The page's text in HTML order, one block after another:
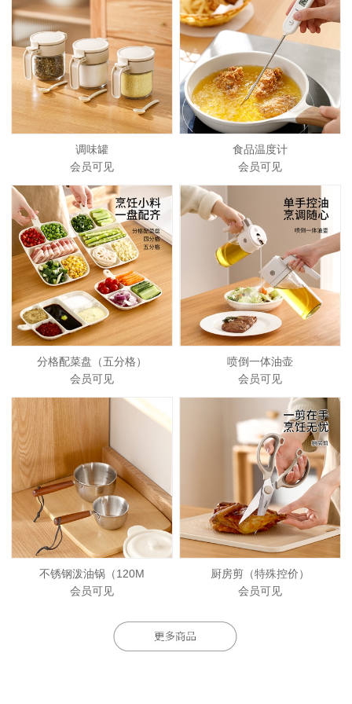
调味罐
会员可见
食品温度计
会员可见
分格配菜盘（五分格）
会员可见
喷倒一体油壶
会员可见
不锈钢泼油锅（120M
会员可见
厨房剪（特殊控价）
会员可见